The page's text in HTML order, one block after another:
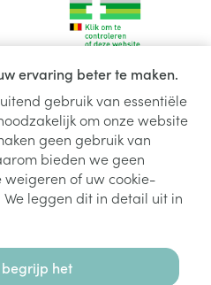
ervaring beter te maken.
gebruik van essentiële
om onze website
geen gebruik van
bieden we geen
weigeren of uw cookie-
leggen dit in detail uit in
het